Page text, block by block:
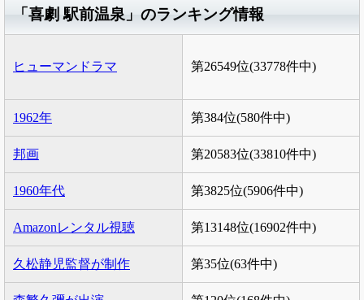
「喜劇 駅前温泉」のランキング情報
ヒューマンドラマ 第26549位(33778件中)
1962年 第384位(580件中)
邦画 第20583位(33810件中)
1960年代 第3825位(5906件中)
Amazonレンタル視聴 第13148位(16902件中)
久松静児監督が制作 第35位(63件中)